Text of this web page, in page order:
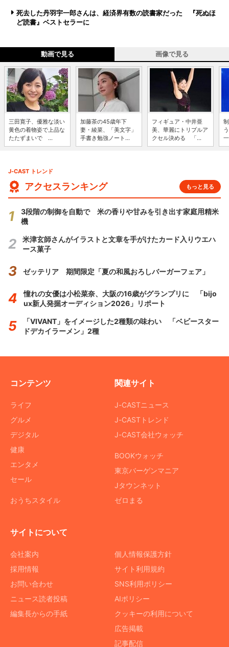
死去した丹羽宇一郎さんは、経済界有数の読書家だった 『死ぬほ
ど読書』ベストセラーに
動画で見る 画像で見る
三田寛子、優雅な淡い
黄色の着物姿で上品な
たたずまいで ...
加藤茶の45歳年下
妻・綾菜、「美文字」
手書き勉強ノート...
フィギュア・中井亜
美、華麗にトリプルア
クセル決める 「...
J-CAST トレンド
アクセスランキング もっと見る
3段階の制御を自動で 米の香りや甘みを引き出す家庭用精米
機
米津玄師さんがイラストと文章を手がけたカード入りウエハ
ース菓子
ゼッテリア 期間限定「夏の和風おろしバーガーフェア」
憧れの女優は小松菜奈、大阪の16歳がグランプリに 「bijo
ux新人発掘オーディション2026」リポート
「VIVANT」をイメージした2種類の味わい 「ベビースター
ドデカイラーメン」2種
コンテンツ
ライフ
グルメ
デジタル
健康
エンタメ
セール
おうちスタイル
関連サイト
J-CASTニュース
J-CASTトレンド
J-CAST会社ウォッチ
BOOKウォッチ
東京バーゲンマニア
Jタウンネット
ゼロまる
サイトについて
会社案内
採用情報
お問い合わせ
ニュース読者投稿
編集長からの手紙
個人情報保護方針
サイト利用規約
SNS利用ポリシー
AIポリシー
クッキーの利用について
広告掲載
記事配信